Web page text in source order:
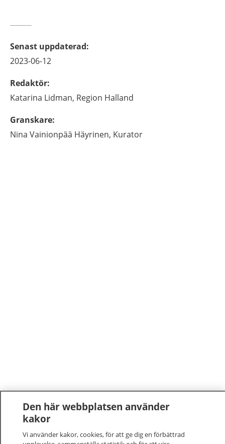
Senast uppdaterad:
2023-06-12
Redaktör:
Katarina Lidman, Region Halland
Granskare:
Nina Vainionpää Häyrinen, Kurator
Den här webbplatsen använder
kakor
Vi använder kakor, cookies, för att ge dig en förbättrad